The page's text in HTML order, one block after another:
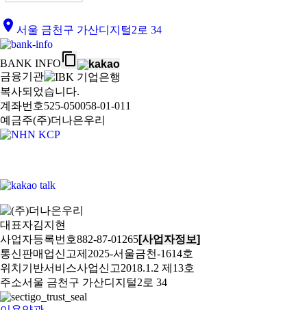
location_on 서울 금천구 가산디지털2로 34
BANK INFOcontent_copy
금융기관
복사되었습니다.
계좌번호525-050058-01-011
예금주(주)더나은우리
대표자김지현
사업자등록번호882-87-01265[사업자정보]
통신판매업신고제2025-서울금천-1614호
위치기반서비스사업신고2018.1.2 제13호
주소서울 금천구 가산디지털2로 34